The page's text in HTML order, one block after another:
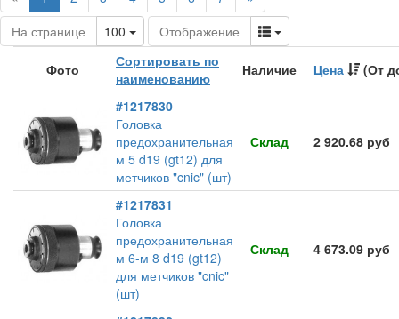
На странице
100 Toggle Dropdown
Отображение Toggle Dropdown
Фото
Сортировать по
наименованию
Наличие Цена (От
#1217830
Головка
предохранительная
м 5 d19 (gt12) для
метчиков "cnic" (шт)
Склад 2 920.68 руб
#1217831
Головка
предохранительная
м 6-м 8 d19 (gt12)
для метчиков "cnic"
(шт)
Склад 4 673.09 руб